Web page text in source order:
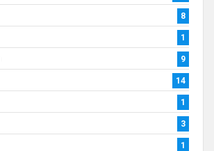
8
1
9
14
1
3
1